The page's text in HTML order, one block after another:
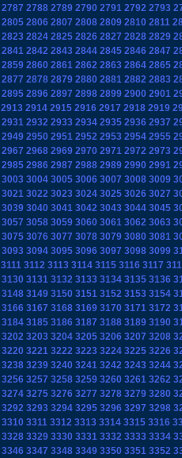
2787 2788 2789 2790 2791 2792 2793
2805 2806 2807 2808 2809 2810 2811
2823 2824 2825 2826 2827 2828 2829
2841 2842 2843 2844 2845 2846 2847
2859 2860 2861 2862 2863 2864 2865
2877 2878 2879 2880 2881 2882 2883
2895 2896 2897 2898 2899 2900 2901
2913 2914 2915 2916 2917 2918 2919
2931 2932 2933 2934 2935 2936 2937
2949 2950 2951 2952 2953 2954 2955
2967 2968 2969 2970 2971 2972 2973
2985 2986 2987 2988 2989 2990 2991
3003 3004 3005 3006 3007 3008 3009
3021 3022 3023 3024 3025 3026 3027
3039 3040 3041 3042 3043 3044 3045
3057 3058 3059 3060 3061 3062 3063
3075 3076 3077 3078 3079 3080 3081
3093 3094 3095 3096 3097 3098 3099
3111 3112 3113 3114 3115 3116 3117
3130 3131 3132 3133 3134 3135 3136
3148 3149 3150 3151 3152 3153 3154
3166 3167 3168 3169 3170 3171 3172
3184 3185 3186 3187 3188 3189 3190
3202 3203 3204 3205 3206 3207 3208
3220 3221 3222 3223 3224 3225 3226
3238 3239 3240 3241 3242 3243 3244
3256 3257 3258 3259 3260 3261 3262
3274 3275 3276 3277 3278 3279 3280
3292 3293 3294 3295 3296 3297 3298
3310 3311 3312 3313 3314 3315 3316
3328 3329 3330 3331 3332 3333 3334
3346 3347 3348 3349 3350 3351 3352